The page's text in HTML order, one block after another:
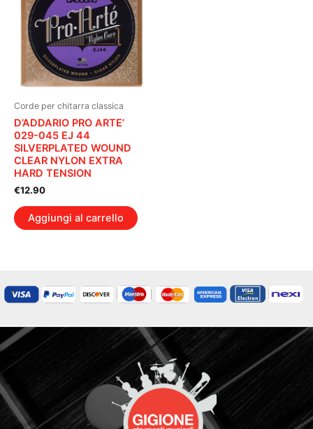
Corde per chitarra classica
D’ADDARIO PRO ARTE’
029-045 EJ 44
SILVERPLATED WOUND
CLEAR NYLON EXTRA
HARD TENSION
€12.90
Aggiungi al carrello